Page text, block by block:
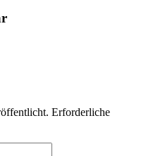
Erforderliche